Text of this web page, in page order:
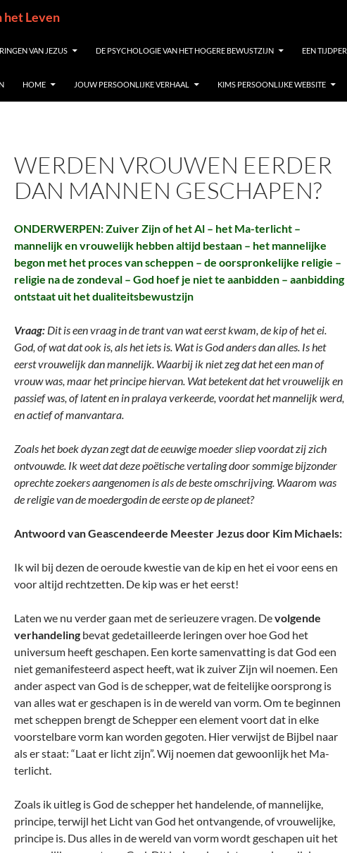
het Leven
VAN JEZUS DE PSYCHOLOGIE VAN HET HOGERE BEWUSTZIJN EEN
HOME JOUW PERSOONLIJKE VERHAAL KIMS PERSOONLIJKE WEBSITE
WERDEN VROUWEN EERDER
DAN MANNEN GESCHAPEN?
ONDERWERPEN: Zuiver Zijn of het Al – het Ma-terlicht –
mannelijk en vrouwelijk hebben altijd bestaan – het mannelijke
begon met het proces van scheppen – de oorspronkelijke religie –
religie na de zondeval – God hoef je niet te aanbidden – aanbidding
ontstaat uit het dualiteitsbewustzijn
Vraag: Dit is een vraag in de trant van wat eerst kwam, de kip of het ei.
God, of wat dat ook is, als het iets is. Wat is God anders dan alles. Is het
eerst vrouwelijk dan mannelijk. Waarbij ik niet zeg dat het een man of
vrouw was, maar het principe hiervan. Wat betekent dat het vrouwelijk en
passief was, of latent en in pralaya verkeerde, voordat het mannelijk werd,
en actief of manvantara.
Zoals het boek dyzan zegt dat de eeuwige moeder sliep voordat zij zich
ontvouwde. Ik weet dat deze poëtische vertaling door sommige bijzonder
oprechte zoekers aangenomen is als de beste omschrijving. Waarom was
de religie van de moedergodin de eerste op de planeet?
Antwoord van Geascendeerde Meester Jezus door Kim Michaels:
Ik wil bij dezen de oeroude kwestie van de kip en het ei voor eens en
voor altijd rechtzetten. De kip was er het eerst!
Laten we nu verder gaan met de serieuzere vragen. Devolgende
verhandeling bevat gedetailleerde leringen over hoe God het
universum heeft geschapen. Een korte samenvatting is dat God een
niet gemanifesteerd aspect heeft, wat ik zuiver Zijn wil noemen. Een
ander aspect van God is de schepper, wat de feitelijke oorsprong is
van alles wat er geschapen is in de wereld van vorm. Om te beginnen
met scheppen brengt de Schepper een element voort dat in elke
voorstelbare vorm kan worden gegoten. Hier verwijst de Bijbel naar
als er staat: “Laat er licht zijn”. Wij noemen dat gewoonlijk het Ma-
terlicht.
Zoals ik uitleg is God de schepper het handelende, of mannelijke,
principe, terwijl het Licht van God het ontvangende, of vrouwelijke,
principe is. Dus alles in de wereld van vorm wordt geschapen uit het